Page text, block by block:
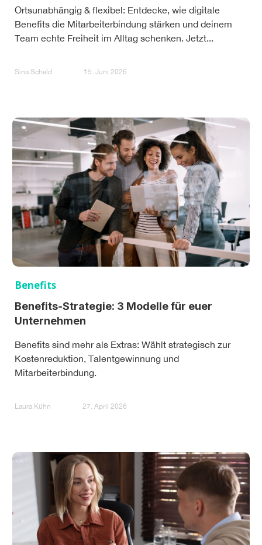
Ortsunabhängig & flexibel: Entdecke, wie digitale
Benefits die Mitarbeiterbindung stärken und deinem
Team echte Freiheit im Alltag schenken. Jetzt...
Sina Scheld 15. Juni 2026
Benefits
Benefits-Strategie: 3 Modelle für euer
Unternehmen
Benefits sind mehr als Extras: Wählt strategisch zur
Kostenreduktion, Talentgewinnung und
Mitarbeiterbindung.
Laura Kühn 27. April 2026